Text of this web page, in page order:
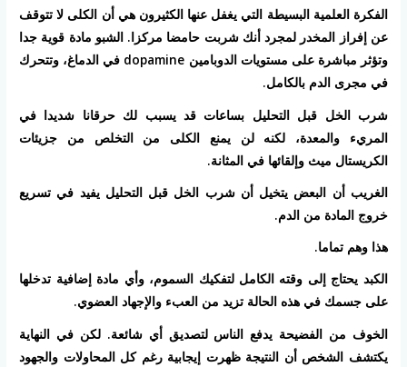
الفكرة العلمية البسيطة التي يغفل عنها الكثيرون هي أن الكلى لا تتوقف
عن إفراز المخدر لمجرد أنك شربت حامضا مركزا. الشبو مادة قوية جدا
وتؤثر مباشرة على مستويات الدوبامين dopamine في الدماغ، وتتحرك
في مجرى الدم بالكامل.
شرب الخل قبل التحليل بساعات قد يسبب لك حرقانا شديدا في
المريء والمعدة، لكنه لن يمنع الكلى من التخلص من جزيئات
الكريستال ميث وإلقائها في المثانة.
الغريب أن البعض يتخيل أن شرب الخل قبل التحليل يفيد في تسريع
خروج المادة من الدم.
هذا وهم تماما.
الكبد يحتاج إلى وقته الكامل لتفكيك السموم، وأي مادة إضافية تدخلها
على جسمك في هذه الحالة تزيد من العبء والإجهاد العضوي.
الخوف من الفضيحة يدفع الناس لتصديق أي شائعة. لكن في النهاية
يكتشف الشخص أن النتيجة ظهرت إيجابية رغم كل المحاولات والجهود